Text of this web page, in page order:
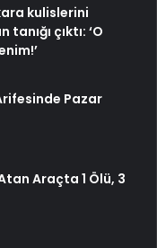
kulislerini
çıktı: ‘O
Pazar
Araçta 1 Ölü, 3